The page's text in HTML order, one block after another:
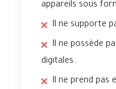
appareils sous
Il ne supporte
Il ne possède
digitales.
Il ne prend pas